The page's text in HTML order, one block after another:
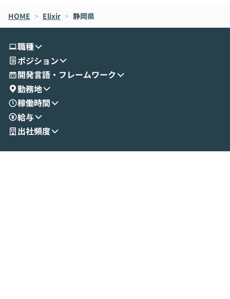
oworkの基本的な機能をご紹介いただきま
す。 続く公開デモでは、実際にCoworkを
せいただきます。数分でワークフローが完
成する手軽さや、Gmail等の外部サービス
とセキュアに連携できるポイントなど、実
演を通じて具体的なイメージをお届けしま
す。 後半のディスカッションでは、セキュ
リティの考え方や社内導入の進め方など、
現場目線でさらに深掘りしていきます。
「自分の業務をAIで自動化してみたいけ
いう方にこそ参加いただきたいイベントで
ント構築の最前
HOME > Elixir > 静岡県
職種
ポジション
開発言語・フレームワーク
勤務地
稼働時間
給与
出社頻度